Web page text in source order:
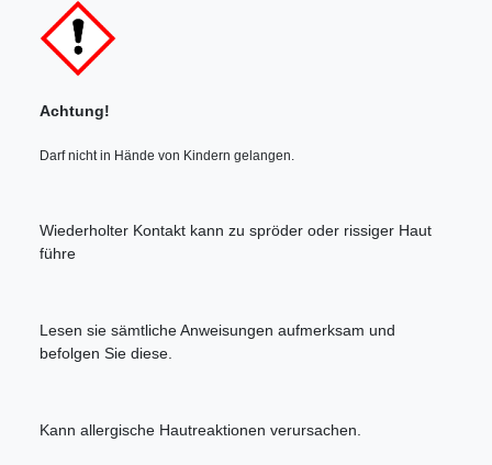
Achtung!
Darf nicht in Hände von Kindern gelangen.
Wiederholter Kontakt kann zu spröder oder rissiger Haut
führe
Lesen sie sämtliche Anweisungen aufmerksam und
befolgen Sie diese.
Kann allergische Hautreaktionen verursachen.